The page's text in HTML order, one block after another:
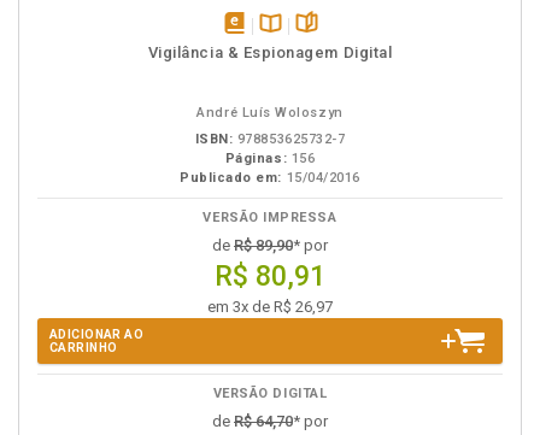
disponívelDisponível
páginas
Vigilância & Espionagem Digital
André Luís Woloszyn
ISBN: 978853625732-7
Páginas: 156
Publicado em: 15/04/2016
VERSÃO IMPRESSA
de R$ 89,90* por
R$ 80,91
em 3x de R$ 26,97
ADICIONAR AO
CARRINHO
VERSÃO DIGITAL
de R$ 64,70* por